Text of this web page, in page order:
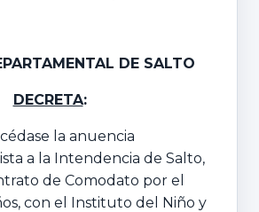
DE SALTO
DECRETA:
la anuencia
a la Intendencia de Salto,
de Comodato por el
con el Instituto del Niño y